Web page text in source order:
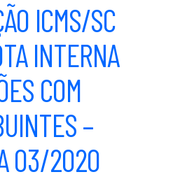
ICMS/SC
INTERNA
COM
–
03/2020